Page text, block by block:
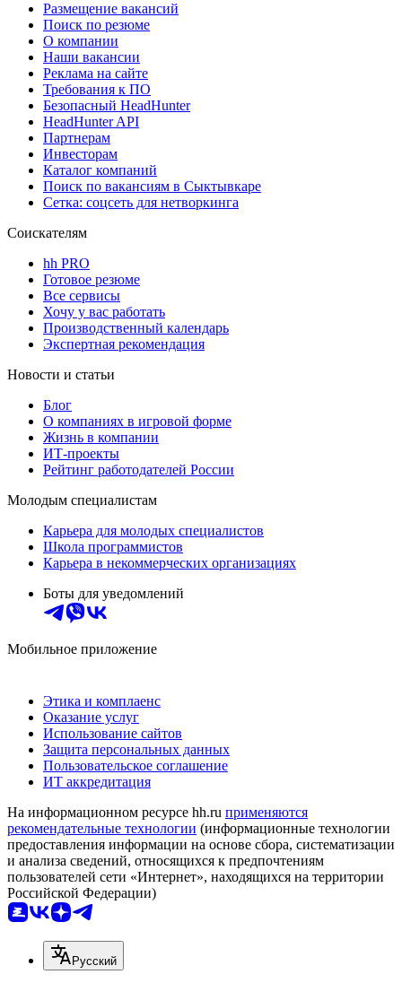
Размещение вакансий
Поиск по резюме
О компании
Наши вакансии
Реклама на сайте
Требования к ПО
Безопасный HeadHunter
HeadHunter API
Партнерам
Инвесторам
Каталог компаний
Поиск по вакансиям в Сыктывкаре
Сетка: соцсеть для нетворкинга
Соискателям
hh PRO
Готовое резюме
Все сервисы
Хочу у вас работать
Производственный календарь
Экспертная рекомендация
Новости и статьи
Блог
О компаниях в игровой форме
Жизнь в компании
ИТ-проекты
Рейтинг работодателей России
Молодым специалистам
Карьера для молодых специалистов
Школа программистов
Карьера в некоммерческих организациях
Боты для уведомлений
Мобильное приложение
Этика и комплаенс
Оказание услуг
Использование сайтов
Защита персональных данных
Пользовательское соглашение
ИТ аккредитация
На информационном ресурсе hh.ru применяются
рекомендательные технологии (информационные технологии
предоставления информации на основе сбора, систематизации
и анализа сведений, относящихся к предпочтениям
пользователей сети «Интернет», находящихся на территории
Российской Федерации)
Русский